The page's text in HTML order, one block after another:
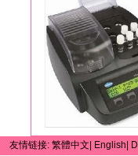
友情链接: 繁體中文| English|